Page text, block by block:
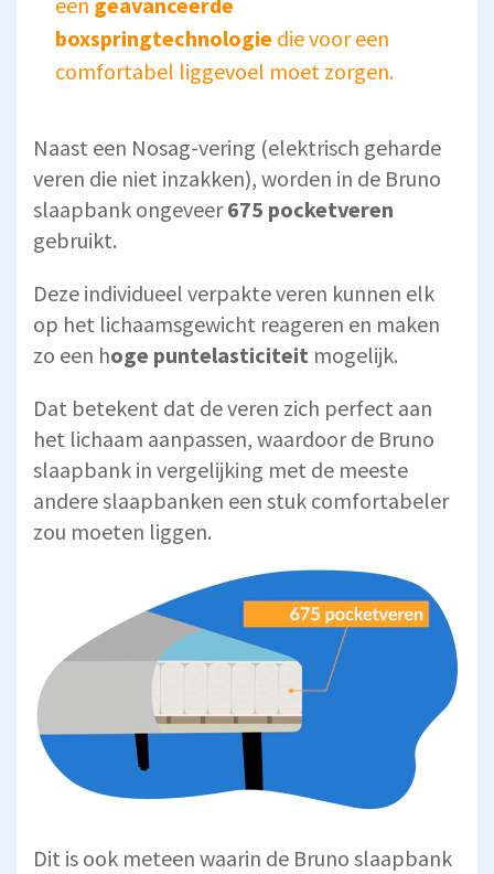
boxspringtechnologie die voor een
comfortabel liggevoel moet zorgen.
Naast een Nosag-vering (elektrisch geharde
veren die niet inzakken), worden in de Bruno
slaapbank ongeveer675 pocketveren
gebruikt.
Deze individueel verpakte veren kunnen elk
op het lichaamsgewicht reageren en maken
zo een hoge puntelasticiteit mogelijk.
Dat betekent dat de veren zich perfect aan
het lichaam aanpassen, waardoor de Bruno
slaapbank in vergelijking met de meeste
andere slaapbanken een stuk comfortabeler
zou moeten liggen.
Dit is ook meteen waarin de Bruno slaapbank